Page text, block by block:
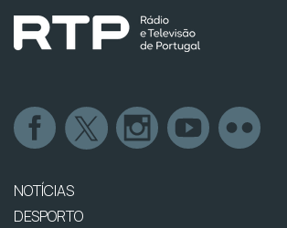
NOTÍCIAS
DESPORTO